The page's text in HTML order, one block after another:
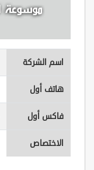
اسم الشركة
هاتف أول
فاكس أول
الاختصاص